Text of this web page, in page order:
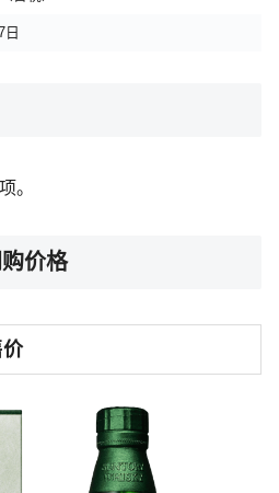
日
。
价格